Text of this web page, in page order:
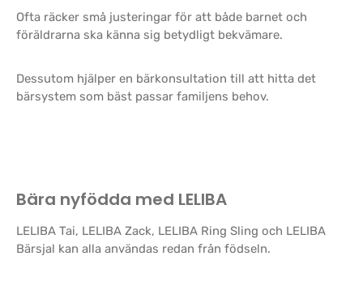
Ofta räcker små justeringar för att både barnet och
föräldrarna ska känna sig betydligt bekvämare.
Dessutom hjälper en bärkonsultation till att hitta det
bärsystem som bäst passar familjens behov.
Bära nyfödda med LELIBA
LELIBA Tai, LELIBA Zack, LELIBA Ring Sling och LELIBA
Bärsjal kan alla användas redan från födseln.